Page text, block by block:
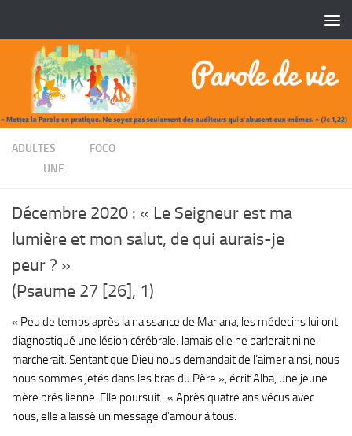
ADULTES FOCO
UNE
Décembre 2020 : « Le Seigneur est ma
lumière et mon salut, de qui aurais-je
peur ? »
(Psaume 27 [26], 1)
« Peu de temps après la naissance de Mariana, les médecins lui ont
diagnostiqué une lésion cérébrale. Jamais elle ne parlerait ni ne
marcherait. Sentant que Dieu nous demandait de l’aimer ainsi, nous
nous sommes jetés dans les bras du Père », écrit Alba, une jeune
mère brésilienne. Elle poursuit : « Après quatre ans vécus avec
nous, elle a laissé un message d’amour à tous.